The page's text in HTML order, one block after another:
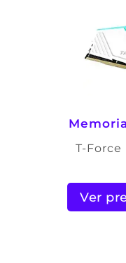
T-Force
Ver